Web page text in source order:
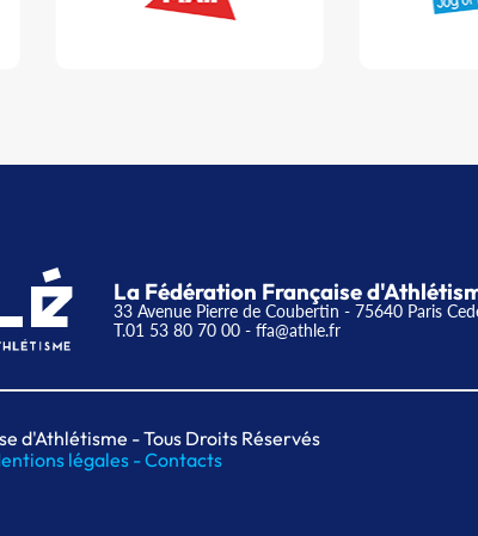
La Fédération Française
33 Avenue Pierre de Coubertin - 75640 Paris
T.01 53 80 70 00 - ffa@athle.fr
d'Athlétisme - Tous Droits Réservés
légales -Contacts